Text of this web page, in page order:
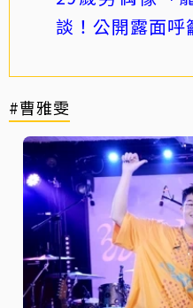
談！公開露面呼
#曹雅雯